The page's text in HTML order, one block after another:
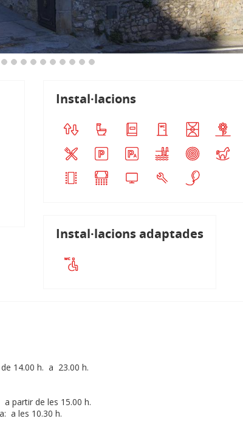
Instal·lacions
Instal·lacions adaptades
14.00 h. a 23.00 h.
a partir de les 15.00 h.
a les 10.30 h.